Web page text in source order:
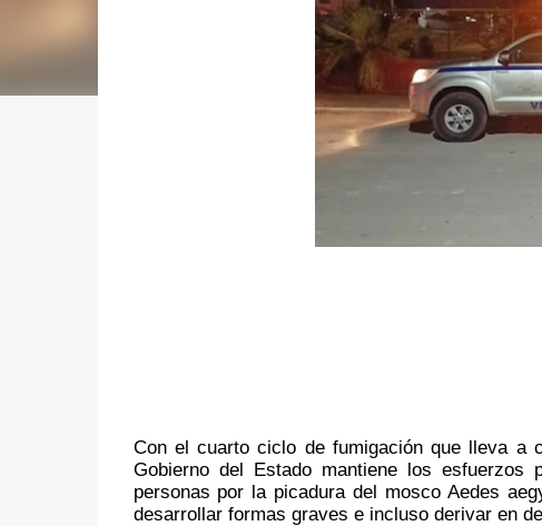
Con el cuarto ciclo de fumigación que lleva a
Gobierno del Estado mantiene los
personas por la picadura del mosco Aedes
desarrollar formas graves e incluso derivar en